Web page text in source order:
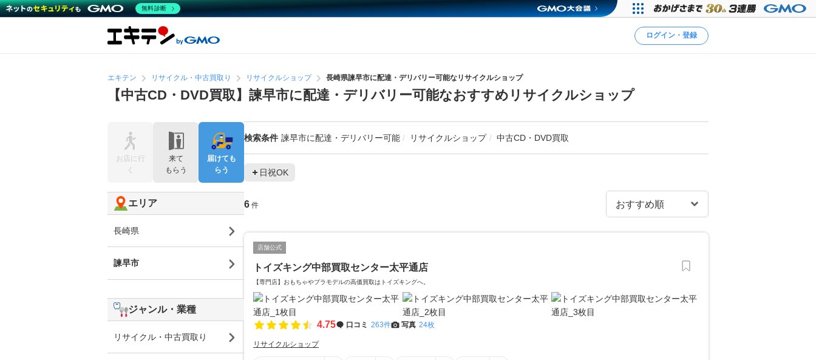
ログイン・登録
エキテン リサイクル・中古買取り リサイクルショップ 長崎県諫早市に配達・デリバリー可能なリサイクルショップ
【中古CD・DVD買取】諫早市に配達・デリバリー可能なおすすめリサイクルショップ
検索条件 諫早市に配達・デリバリー可能 リサイクルショップ 中古CD・DVD買取
日祝OK
6 件
店舗公式
トイズキング中部買取センター太平通店
【専門店】おもちゃやプラモデルの高価買取はトイズキングへ。‎
4.75 口コミ 263件 写真 24枚
リサイクルショップ
お店に行
く
来て
もらう
届けても
らう
エリア
長崎県
諫早市
ジャンル・業種
リサイクル・中古買取り
無料診断